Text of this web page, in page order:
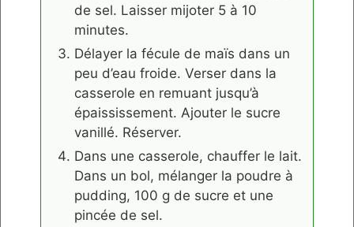
de sel. Laisser mijoter 5 à 10
minutes.
Délayer la fécule de maïs dans un
peu d’eau froide. Verser dans la
casserole en remuant jusqu’à
épaississement. Ajouter le sucre
vanillé. Réserver.
Dans une casserole, chauffer le lait.
Dans un bol, mélanger la poudre à
pudding, 100 g de sucre et une
pincée de sel.